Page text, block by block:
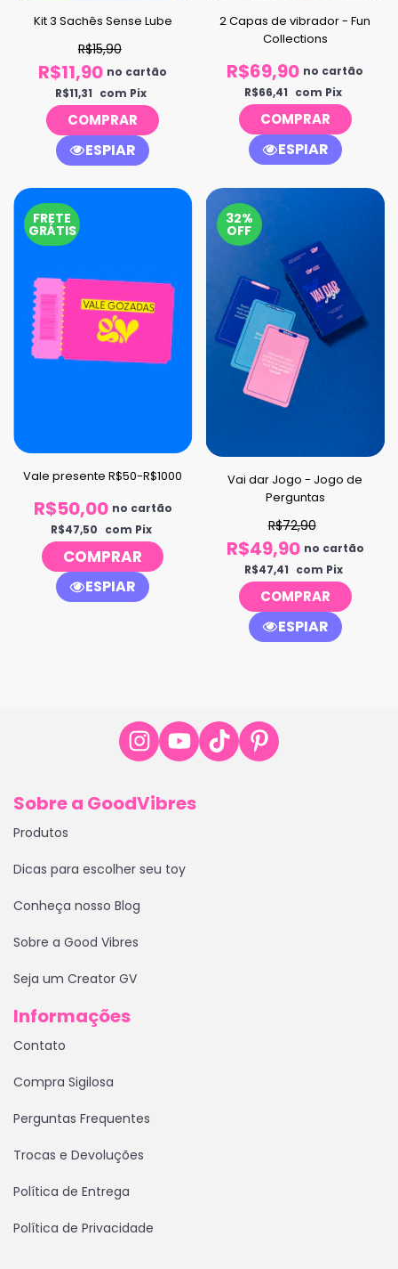
Kit 3 Sachês Sense Lube
R$15,90
R$11,90 no cartão
R$11,31 com Pix
ESPIAR
2 Capas de vibrador - Fun
Collections
R$69,90 no cartão
R$66,41 com Pix
ESPIAR
FRETE
GRÁTIS
Vale presente R$50-R$1000
R$50,00 no cartão
R$47,50 com Pix
COMPRAR
ESPIAR
32%
OFF
Vai dar Jogo - Jogo de
Perguntas
R$72,90
R$49,90 no cartão
R$47,41 com Pix
ESPIAR
Sobre a GoodVibres
Produtos
Dicas para escolher seu toy
Conheça nosso Blog
Sobre a Good Vibres
Seja um Creator GV
Informações
Contato
Compra Sigilosa
Perguntas Frequentes
Trocas e Devoluções
Política de Entrega
Política de Privacidade